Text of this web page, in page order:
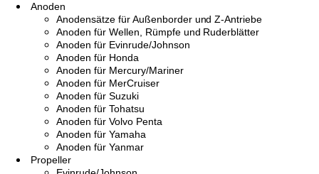
Anoden
Anodensätze für Außenborder und Z-Antriebe
Anoden für Wellen, Rümpfe und Ruderblätter
Anoden für Evinrude/Johnson
Anoden für Honda
Anoden für Mercury/Mariner
Anoden für MerCruiser
Anoden für Suzuki
Anoden für Tohatsu
Anoden für Volvo Penta
Anoden für Yamaha
Anoden für Yanmar
Propeller